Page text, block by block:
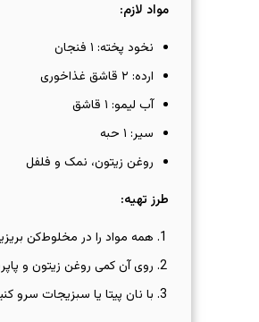
مواد لازم:
نخود پخته: ۱ فنجان
ارده: ۲ قاشق غذاخوری
آب لیمو: ۱ قاشق
سیر: ۱ حبه
روغن زیتون، نمک و فلفل
طرز تهیه:
همه مواد را در مخلوط‌کن
روی آن کمی روغن زیتون و
با نان پیتا یا سبزیجات سرو